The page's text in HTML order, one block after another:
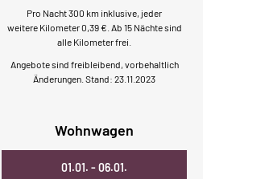
Pro Nacht 300 km inklusive, jeder
weitere Kilometer 0,39 €. Ab 15 Nächte sind
alle Kilometer frei.
Angebote sind freibleibend, vorbehaltlich
Änderungen. Stand: 23.11.2023
Wohnwagen
01.01. - 06.01.